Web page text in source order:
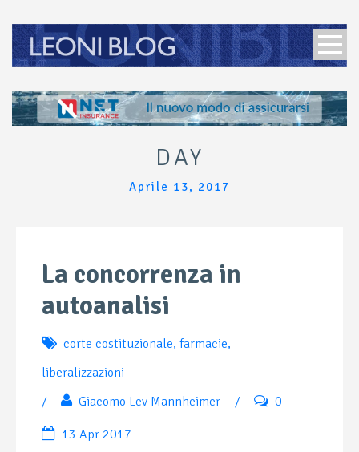
DAY
Aprile 13, 2017
La concorrenza in
autoanalisi
corte costituzionale, farmacie,
liberalizzazioni
/
Giacomo Lev Mannheimer / 0
13 Apr 2017